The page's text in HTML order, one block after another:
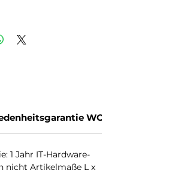
WORKING ROLLS ™
1 Jahr IT-Hardware-
nicht Artikelmaße L x